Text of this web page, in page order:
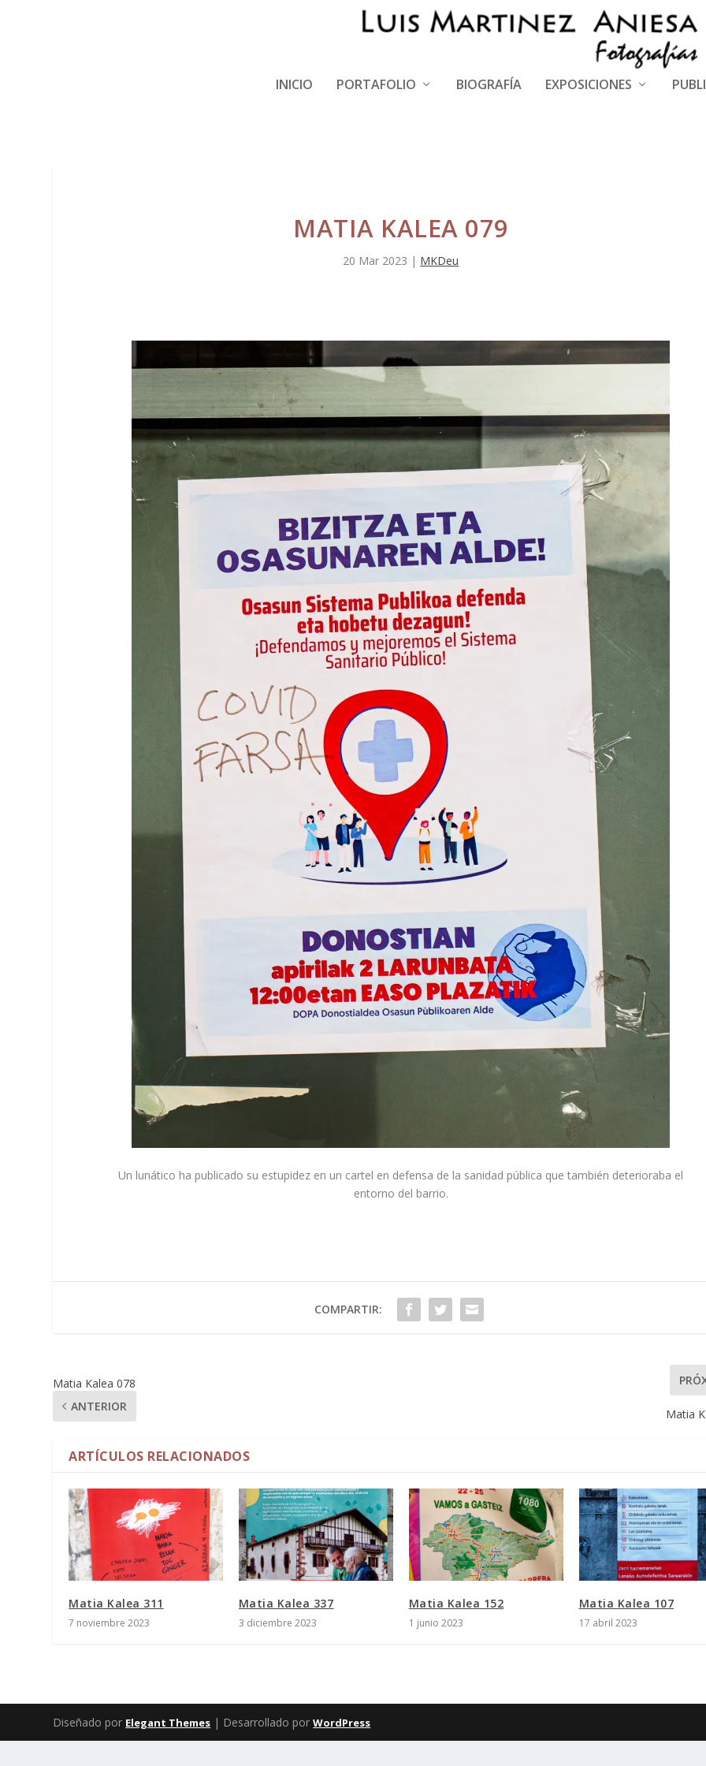
INICIO PORTAFOLIO BIOGRAFÍA EXPOSICIONES
MATIA KALEA 079
20 Mar 2023 | MKDeu
Un lunático ha publicado su estupidez en un cartel en defensa de la sanidad pública que también deterioraba el
entorno del barrio.
COMPARTIR:
Matia Kalea 078
ANTERIOR
Matia
ARTÍCULOS RELACIONADOS
Matia Kalea 311
7 noviembre 2023
Matia Kalea 337
3 diciembre 2023
Matia Kalea 152
1 junio 2023
Matia Kalea 107
17 abril 2023
Diseñado por Elegant Themes | Desarrollado porWordPress